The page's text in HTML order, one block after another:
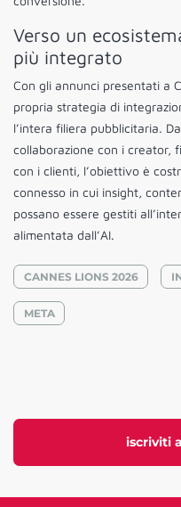
iscriviti
Verso un
più integrato
Con gli annunci presentati a
propria strategia di
l’intera filiera pubblicitaria.
collaborazione con i creator,
con i clienti, l’obiettivo è
connesso in cui insight,
possano essere gestiti
alimentata dall’AI.
CANNES LIONS 2026
META